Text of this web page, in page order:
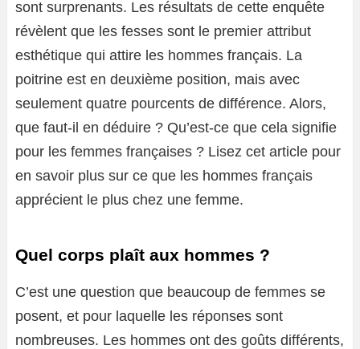
sont surprenants. Les résultats de cette enquête
révèlent que les fesses sont le premier attribut
esthétique qui attire les hommes français. La
poitrine est en deuxième position, mais avec
seulement quatre pourcents de différence. Alors,
que faut-il en déduire ? Qu’est-ce que cela signifie
pour les femmes françaises ? Lisez cet article pour
en savoir plus sur ce que les hommes français
apprécient le plus chez une femme.
Quel corps plaît aux hommes ?
C’est une question que beaucoup de femmes se
posent, et pour laquelle les réponses sont
nombreuses. Les hommes ont des goûts différents,